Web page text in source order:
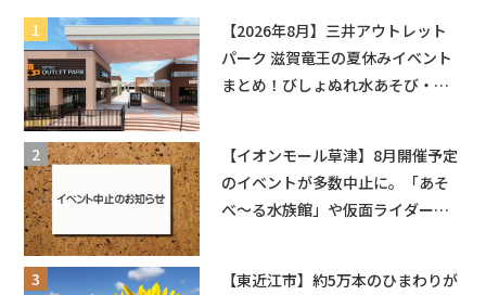
【2026年8月】三井アウトレット
パーク 滋賀竜王の夏休みイベント
まとめ！びしょぬれ水あそび・激
【イオンモール草津】8月開催予定
のイベントが多数中止に。「あそ
べ〜る水族館」や仮面ライダーシ
【東近江市】約5万本のひまわりが